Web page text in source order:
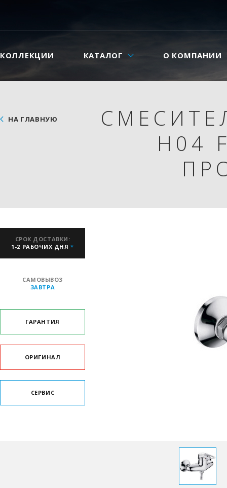
КОЛЛЕКЦИИ КАТАЛОГ О КОМПАНИИ
H04
НА ГЛАВНУЮ
СРОК ДОСТАВКИ:
1-2 РАБОЧИХ ДНЯ*
САМОВЫВОЗ
ЗАВТРА
ГАРАНТИЯ
ОРИГИНАЛ
СЕРВИС